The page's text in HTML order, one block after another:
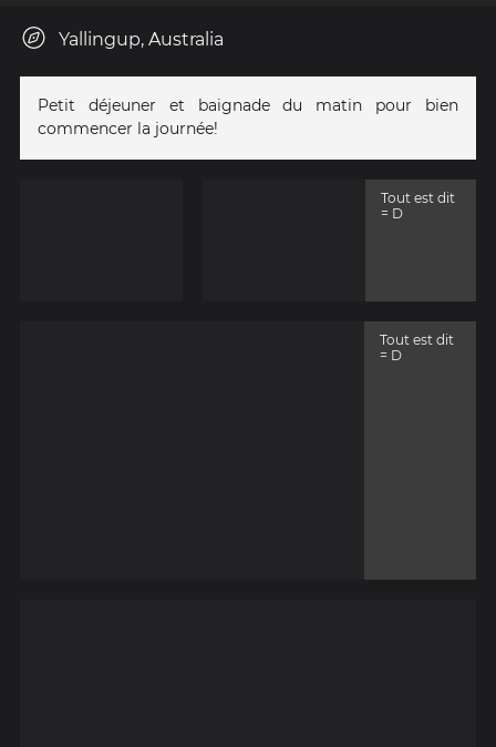
Yallingup, Australia
Petit déjeuner et baignade du matin pour bien
commencer la journée!
Tout est dit
= D
Tout est dit
= D